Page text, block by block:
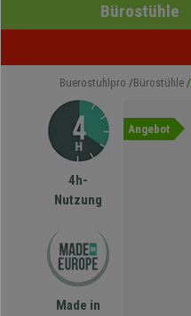
Bürostühle
Buerostuhlpro Bürostühle
4h-
Nutzung
Made in
Angebot